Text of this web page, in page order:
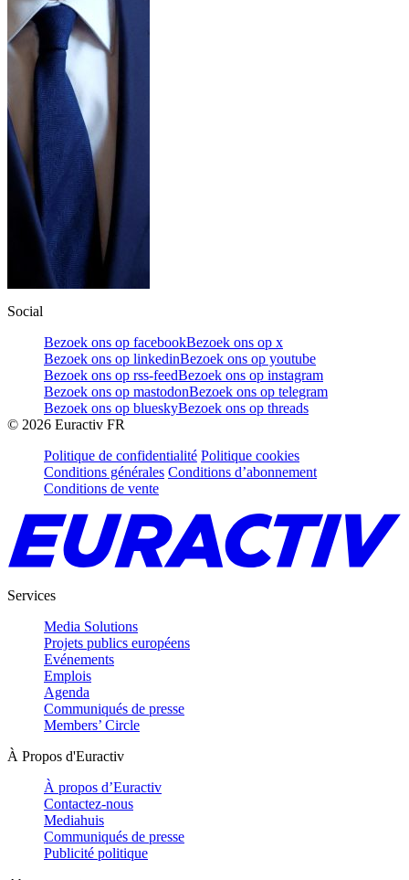
Social
Bezoek ons op facebookBezoek ons op x
Bezoek ons op linkedinBezoek ons op youtube
Bezoek ons op rss-feedBezoek ons op instagram
Bezoek ons op mastodonBezoek ons op telegram
Bezoek ons op blueskyBezoek ons op threads
© 2026 Euractiv FR
Politique de confidentialité Politique cookies
Conditions générales Conditions d’abonnement
Conditions de vente
Services
Media Solutions
Projets publics européens
Evénements
Emplois
Agenda
Communiqués de presse
Members’ Circle
À Propos d'Euractiv
À propos d’Euractiv
Contactez-nous
Mediahuis
Communiqués de presse
Publicité politique